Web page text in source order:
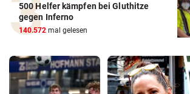
500 Helfer kämpfen bei Gluthitze
gegen Inferno
140.572 mal gelesen